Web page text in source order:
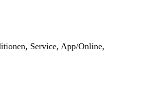
Service, App/Online,